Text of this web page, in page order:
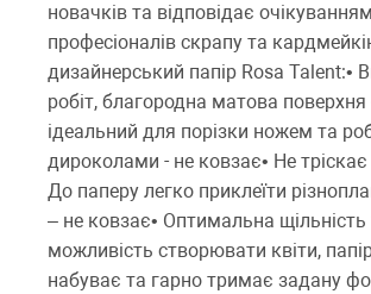
новачків та відповідає очікуванням
професіоналів скрапу та
дизайнерський папір Rosa Talent:•
робіт, благородна матова поверхня
ідеальний для порізки ножем та
дироколами - не ковзає• Не тріскає
До паперу легко приклеїти
– не ковзає• Оптимальна
можливість створювати квіти,
набуває та гарно тримає задану